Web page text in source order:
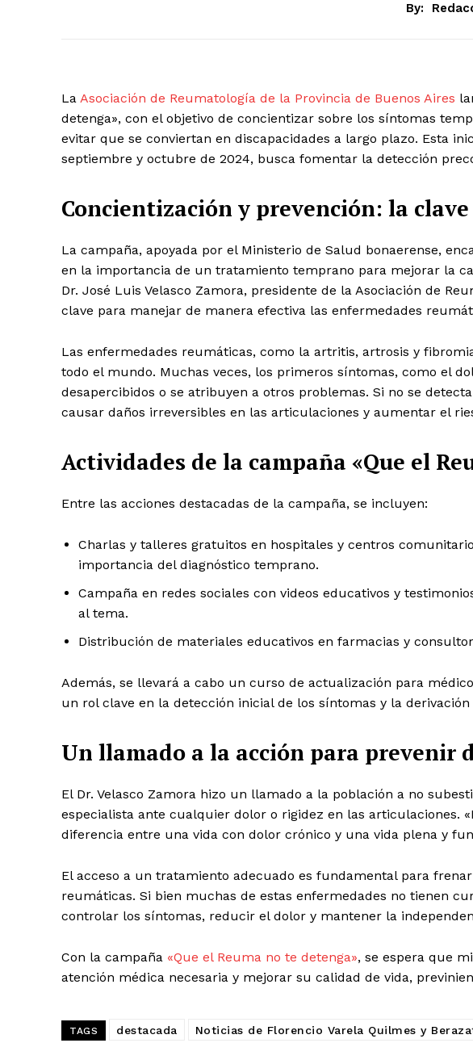
By:
La Asociación de Reumatología de la Provincia de Buenos Aires
detenga», con el objetivo de concientizar sobre los síntomas
evitar que se conviertan en discapacidades a largo plazo. Esta
septiembre y octubre de 2024, busca fomentar la detección
Concientización y prevención: la
La campaña, apoyada por el Ministerio de Salud bonaerense,
en la importancia de un tratamiento temprano para mejorar la
Dr. José Luis Velasco Zamora, presidente de la Asociación de
clave para manejar de manera efectiva las enfermedades
Las enfermedades reumáticas, como la artritis, artrosis y
todo el mundo. Muchas veces, los primeros síntomas, como el
desapercibidos o se atribuyen a otros problemas. Si no se
causar daños irreversibles en las articulaciones y aumentar el
Actividades de la campaña «Que el
Entre las acciones destacadas de la campaña, se incluyen:
Charlas y talleres gratuitos en hospitales y centros
importancia del diagnóstico temprano.
Campaña en redes sociales con videos educativos y
al tema.
Distribución de materiales educativos en farmacias y
Además, se llevará a cabo un curso de actualización para
un rol clave en la detección inicial de los síntomas y la derivación
Un llamado a la acción para prevenir
El Dr. Velasco Zamora hizo un llamado a la población a no
especialista ante cualquier dolor o rigidez en las articulaciones.
diferencia entre una vida con dolor crónico y una vida plena y
El acceso a un tratamiento adecuado es fundamental para
reumáticas. Si bien muchas de estas enfermedades no tienen
controlar los síntomas, reducir el dolor y mantener la
Con la campaña «Que el Reuma no te detenga», se espera que
atención médica necesaria y mejorar su calidad de vida,
TAGS destacada Noticias de Florencio Varela Quilmes y